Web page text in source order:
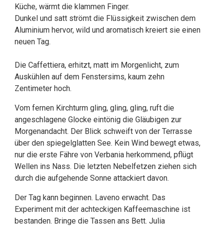
Küche, wärmt die klammen Finger.
Dunkel und satt strömt die Flüssigkeit zwischen dem
Aluminium hervor, wild und aromatisch kreiert sie einen
neuen Tag.
Die Caffettiera, erhitzt, matt im Morgenlicht, zum
Auskühlen auf dem Fenstersims, kaum zehn
Zentimeter hoch.
Vom fernen Kirchturm gling, gling, gling, ruft die
angeschlagene Glocke eintönig die Gläubigen zur
Morgenandacht. Der Blick schweift von der Terrasse
über den spiegelglatten See. Kein Wind bewegt etwas,
nur die erste Fähre von Verbania herkommend, pflügt
Wellen ins Nass. Die letzten Nebelfetzen ziehen sich
durch die aufgehende Sonne attackiert davon.
Der Tag kann beginnen. Laveno erwacht. Das
Experiment mit der achteckigen Kaffeemaschine ist
bestanden. Bringe die Tassen ans Bett. Julia